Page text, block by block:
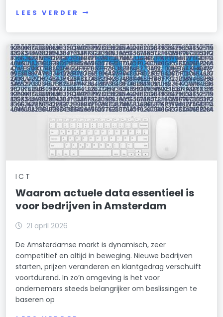
LEES VERDER
ICT
Waarom actuele data essentieel is
voor bedrijven in Amsterdam
21 april 2026
De Amsterdamse markt is dynamisch, zeer
competitief en altijd in beweging. Nieuwe bedrijven
starten, prijzen veranderen en klantgedrag verschuift
voortdurend. In zo’n omgeving is het voor
ondernemers steeds belangrijker om beslissingen te
baseren op